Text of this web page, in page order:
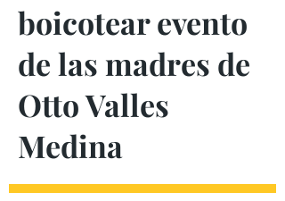
boicotear evento
de las madres de
Otto Valles
Medina